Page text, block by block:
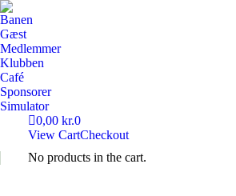
Banen
Gæst
Medlemmer
Klubben
Café
Sponsorer
Simulator
0,00 kr.0
View CartCheckout
No products in the cart.